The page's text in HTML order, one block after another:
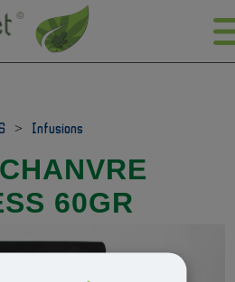
> Infusions
60GR